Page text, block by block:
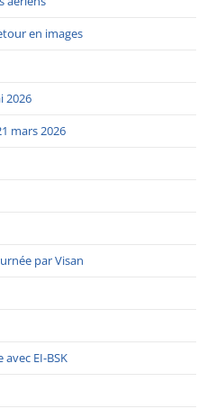
en images
2026
mars 2026
par Visan
avec EI-BSK